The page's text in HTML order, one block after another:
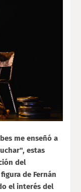
me enseñó a
estas
del
de Fernán
el interés del